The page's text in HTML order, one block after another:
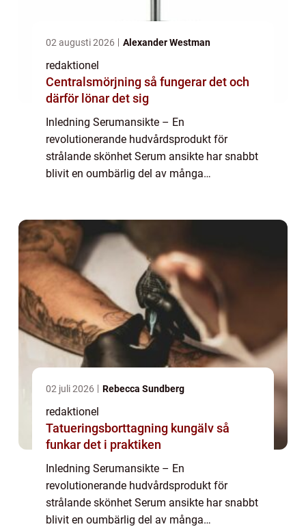
02 augusti 2026 Alexander Westman
redaktionel
Centralsmörjning så fungerar det och
därför lönar det sig
Inledning Serumansikte – En
revolutionerande hudvårdsprodukt för
strålande skönhet Serum ansikte har snabbt
blivit en oumbärlig del av många
komplett översikt ...
02 juli 2026 Rebecca Sundberg
redaktionel
Tatueringsborttagning kungälv så
funkar det i praktiken
Inledning Serumansikte – En
revolutionerande hudvårdsprodukt för
strålande skönhet Serum ansikte har snabbt
blivit en oumbärlig del av många